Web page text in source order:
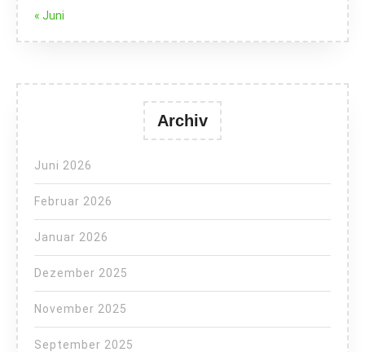
« Juni
Archiv
Juni 2026
Februar 2026
Januar 2026
Dezember 2025
November 2025
September 2025